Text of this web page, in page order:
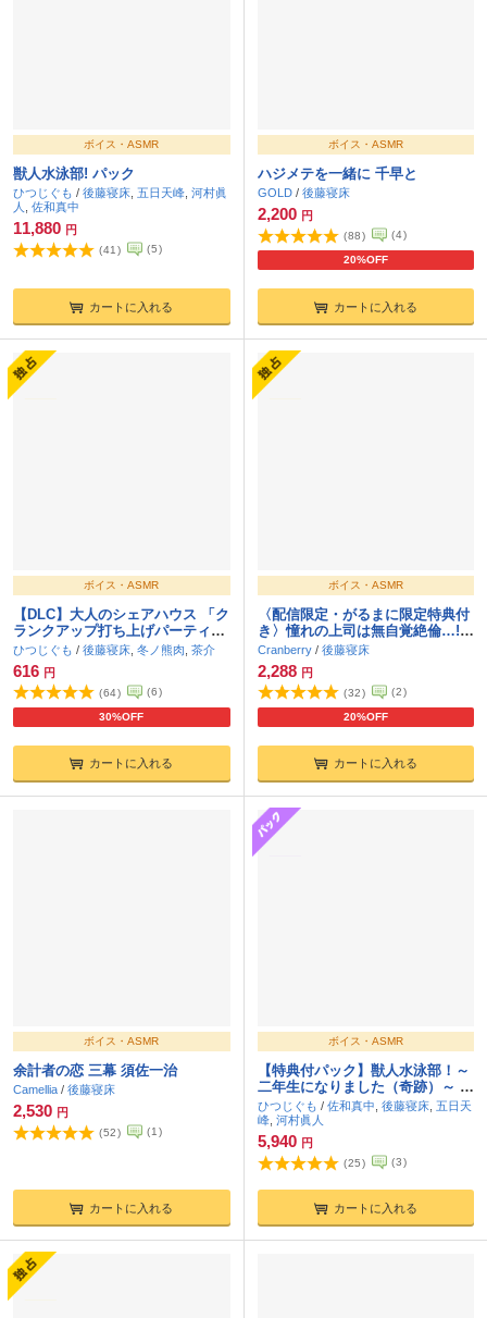
ボイス・ASMR
獣人水泳部! パック
ひつじぐも / 後藤寝床 五日天峰 河村眞
人
佐和真中
11,880 円
(41 ) (5)
カートに入れる
ボイス・ASMR
ハジメテを一緒に 千早と
GOLD / 後藤寝床
2,200 円
20%OFF
(88) (4)
カートに入れる
ボイス・ASMR
【DLC】大人のシェアハウス 「ク
ランクアップ打ち上げパーティ』
CV.後藤寝床/冬ノ熊肉/茶介
ひつじぐも / 後藤寝床 冬ノ熊肉 茶介
616 円
30%OFF
(64) (6)
カートに入れる
ボイス・ASMR
〈配信限定・がるまに限定特典付
き〉憧れの上司は無自覚絶倫…!?
－何度イかされても離してくれな
い－【出演：後藤寝床】
Cranberry / 後藤寝床
2,288 円
20%OFF
(32) (2)
カートに入れる
ボイス・ASMR
余計者の恋 三幕 須佐一治
Camellia / 後藤寝床
2,530 円
(52) (1 )
カートに入れる
ボイス・ASMR
【特典付パック】獣人水泳部！～
二年生になりました（奇跡）～ 連
動購入特典付きパック CV.佐和真
中/後藤寝床/五日天峰/河村眞人
【がるまに限定特典】
ひつじぐも / 佐和真中 後藤寝床, 五日天
峰, 河村眞人
5,940 円
(25) (3)
カートに入れる